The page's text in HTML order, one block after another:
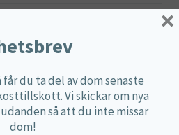
du ta del av dom senaste
Vi skickar om nya
så att du inte missar
dom!
×